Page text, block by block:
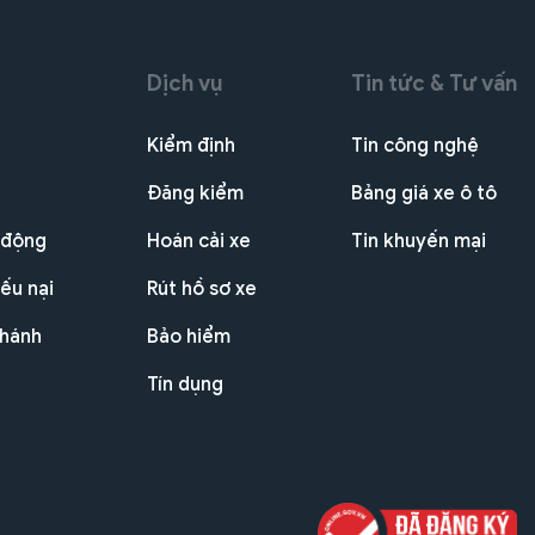
nại
Dịch vụ
Kiểm định
Đăng kiểm
Hoán cải xe
Rút hồ sơ xe
Bảo hiểm
Tín dụng
Tin tức & Tư vấn
Tin công nghệ
Bảng giá xe ô tô
Tin khuyến mại